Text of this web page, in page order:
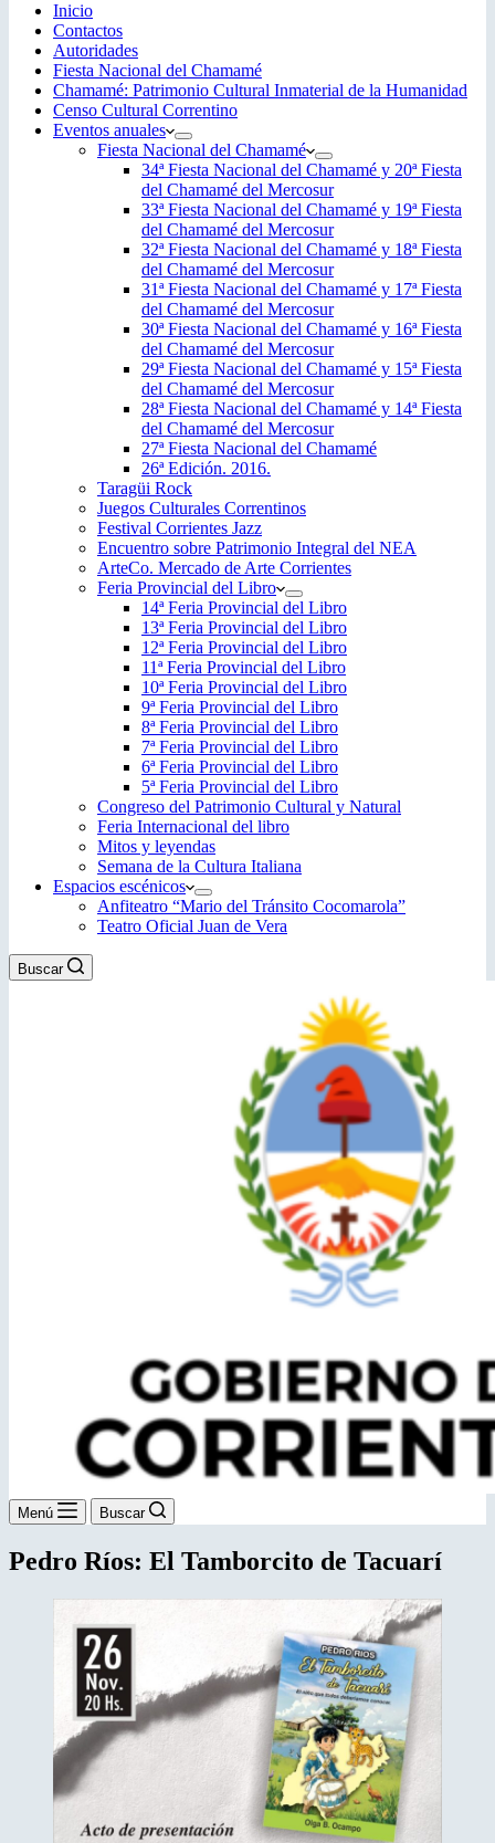
Inicio
Contactos
Autoridades
Fiesta Nacional del Chamamé
Chamamé: Patrimonio Cultural Inmaterial de la Humanidad
Censo Cultural Correntino
Eventos anuales
Fiesta Nacional del Chamamé
34ª Fiesta Nacional del Chamamé y 20ª Fiesta
del Chamamé del Mercosur
33ª Fiesta Nacional del Chamamé y 19ª Fiesta
del Chamamé del Mercosur
32ª Fiesta Nacional del Chamamé y 18ª Fiesta
del Chamamé del Mercosur
31ª Fiesta Nacional del Chamamé y 17ª Fiesta
del Chamamé del Mercosur
30ª Fiesta Nacional del Chamamé y 16ª Fiesta
del Chamamé del Mercosur
29ª Fiesta Nacional del Chamamé y 15ª Fiesta
del Chamamé del Mercosur
28ª Fiesta Nacional del Chamamé y 14ª Fiesta
del Chamamé del Mercosur
27ª Fiesta Nacional del Chamamé
26ª Edición. 2016.
Taragüi Rock
Juegos Culturales Correntinos
Festival Corrientes Jazz
Encuentro sobre Patrimonio Integral del NEA
ArteCo. Mercado de Arte Corrientes
Feria Provincial del Libro
14ª Feria Provincial del Libro
13ª Feria Provincial del Libro
12ª Feria Provincial del Libro
11ª Feria Provincial del Libro
10ª Feria Provincial del Libro
9ª Feria Provincial del Libro
8ª Feria Provincial del Libro
7ª Feria Provincial del Libro
6ª Feria Provincial del Libro
5ª Feria Provincial del Libro
Congreso del Patrimonio Cultural y Natural
Feria Internacional del libro
Mitos y leyendas
Semana de la Cultura Italiana
Espacios escénicos
Anfiteatro “Mario del Tránsito Cocomarola”
Teatro Oficial Juan de Vera
Buscar
Menú Buscar
Pedro Ríos: El Tamborcito de Tacuarí